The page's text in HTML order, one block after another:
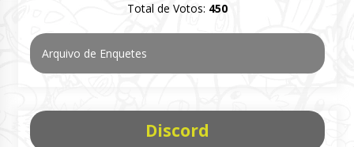
Total de Votos: 450
Arquivo de Enquetes
Discord